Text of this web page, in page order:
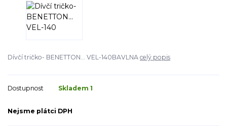
Dívčí tričko- BENETTON... VEL-140BAVLNA celý popis
Dostupnost Skladem 1
Nejsme plátci DPH